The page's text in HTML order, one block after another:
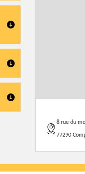
8 rue du
77290